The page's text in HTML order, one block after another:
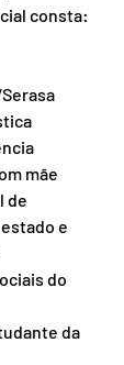
consta:
mãe
de
e
do
da